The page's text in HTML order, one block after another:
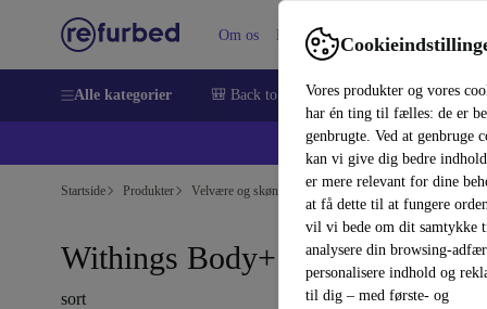
Vores produkter og vores
har én ting til fælles: de er
genbrugte. Ved at genbruge
kan vi give dig bedre
er mere relevant for dine
at få dette til at fungere
vil vi bede om dit samtykke
analysere din browsing-
personalisere indhold og
til dig – med første- og
Om os Hjælp
Alle kategorier 🎒 Back to school Smartphones
💻
Startside Produkter Velvære og skønhed Velvære
Withings Body+
sort